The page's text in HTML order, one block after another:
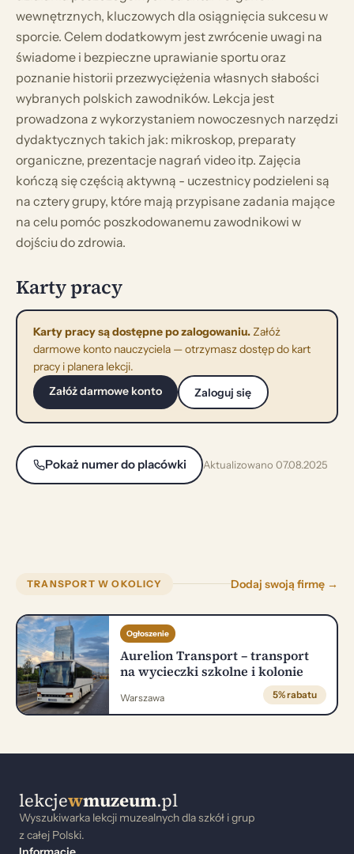
wewnętrznych, kluczowych dla osiągnięcia sukcesu w
sporcie. Celem dodatkowym jest zwrócenie uwagi na
świadome i bezpieczne uprawianie sportu oraz
poznanie historii przezwyciężenia własnych słabości
wybranych polskich zawodników. Lekcja jest
prowadzona z wykorzystaniem nowoczesnych narzędzi
dydaktycznych takich jak: mikroskop, preparaty
organiczne, prezentacje nagrań video itp. Zajęcia
kończą się częścią aktywną - uczestnicy podzieleni są
na cztery grupy, które mają przypisane zadania mające
na celu pomóc poszkodowanemu zawodnikowi w
dojściu do zdrowia.
Karty pracy
Karty pracy są dostępne po zalogowaniu.Załóż
darmowe konto nauczyciela — otrzymasz dostęp do kart
pracy i planera lekcji.
Załóż darmowe konto
Zaloguj się
Pokaż numer do placówki Aktualizowano 07.08.2025
TRANSPORT W OKOLICY Dodaj swoją firmę →
Ogłoszenie
Aurelion Transport – transport
na wycieczki szkolne i kolonie
Warszawa 5% rabatu
lekcjewmuzeum.pl
Wyszukiwarka lekcji muzealnych dla szkół i grup
z całej Polski.